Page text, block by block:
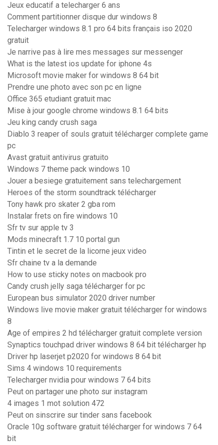
Jeux educatif a telecharger 6 ans
Comment partitionner disque dur windows 8
Telecharger windows 8.1 pro 64 bits français iso 2020
gratuit
Je narrive pas à lire mes messages sur messenger
What is the latest ios update for iphone 4s
Microsoft movie maker for windows 8 64 bit
Prendre une photo avec son pc en ligne
Office 365 etudiant gratuit mac
Mise à jour google chrome windows 8.1 64 bits
Jeu king candy crush saga
Diablo 3 reaper of souls gratuit télécharger complete game
pc
Avast gratuit antivirus gratuito
Windows 7 theme pack windows 10
Jouer a besiege gratuitement sans telechargement
Heroes of the storm soundtrack télécharger
Tony hawk pro skater 2 gba rom
Instalar frets on fire windows 10
Sfr tv sur apple tv 3
Mods minecraft 1.7 10 portal gun
Tintin et le secret de la licorne jeux video
Sfr chaine tv a la demande
How to use sticky notes on macbook pro
Candy crush jelly saga télécharger for pc
European bus simulator 2020 driver number
Windows live movie maker gratuit télécharger for windows
8
Age of empires 2 hd télécharger gratuit complete version
Synaptics touchpad driver windows 8 64 bit télécharger hp
Driver hp laserjet p2020 for windows 8 64 bit
Sims 4 windows 10 requirements
Telecharger nvidia pour windows 7 64 bits
Peut on partager une photo sur instagram
4 images 1 mot solution 472
Peut on sinscrire sur tinder sans facebook
Oracle 10g software gratuit télécharger for windows 7 64
bit